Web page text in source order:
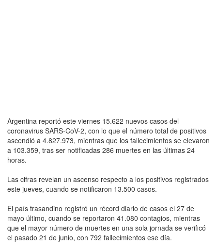
Argentina reportó este viernes 15.622 nuevos casos del
coronavirus SARS-CoV-2, con lo que el número total de positivos
ascendió a 4.827.973, mientras que los fallecimientos se elevaron
a 103.359, tras ser notificadas 286 muertes en las últimas 24
horas.
Las cifras revelan un ascenso respecto a los positivos registrados
este jueves, cuando se notificaron 13.500 casos.
El país trasandino registró un récord diario de casos el 27 de
mayo último, cuando se reportaron 41.080 contagios, mientras
que el mayor número de muertes en una sola jornada se verificó
el pasado 21 de junio, con 792 fallecimientos ese día.